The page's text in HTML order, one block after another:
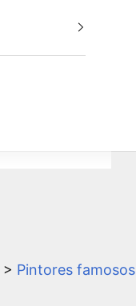
> Pintores famosos